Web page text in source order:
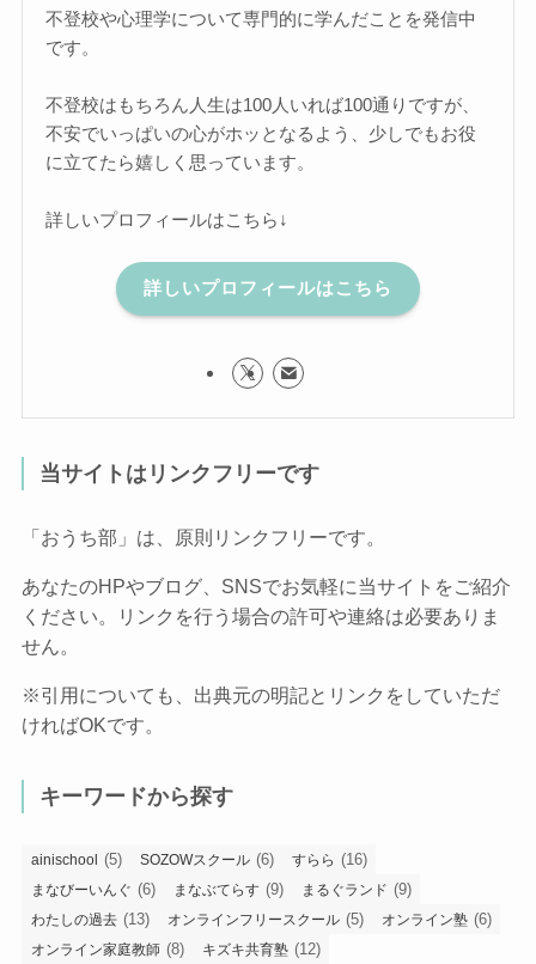
不登校や心理学について専門的に学んだことを発信中
です。
不登校はもちろん人生は100人いれば100通りですが、
不安でいっぱいの心がホッとなるよう、少しでもお役
に立てたら嬉しく思っています。
詳しいプロフィールはこちら↓
詳しいプロフィールはこちら
当サイトはリンクフリーです
「おうち部」は、原則リンクフリーです。
あなたのHPやブログ、SNSでお気軽に当サイトをご紹介
ください。リンクを行う場合の許可や連絡は必要ありま
せん。
※引用についても、出典元の明記とリンクをしていただ
ければOKです。
キーワードから探す
ainischool (5) SOZOWスクール (6) すらら (16)
まなびーいんぐ (6) まなぶてらす (9) まるぐランド (9)
わたしの過去 (13) オンラインフリースクール (5) オンライン塾 (6)
オンライン家庭教師 (8) キズキ共育塾 (12)